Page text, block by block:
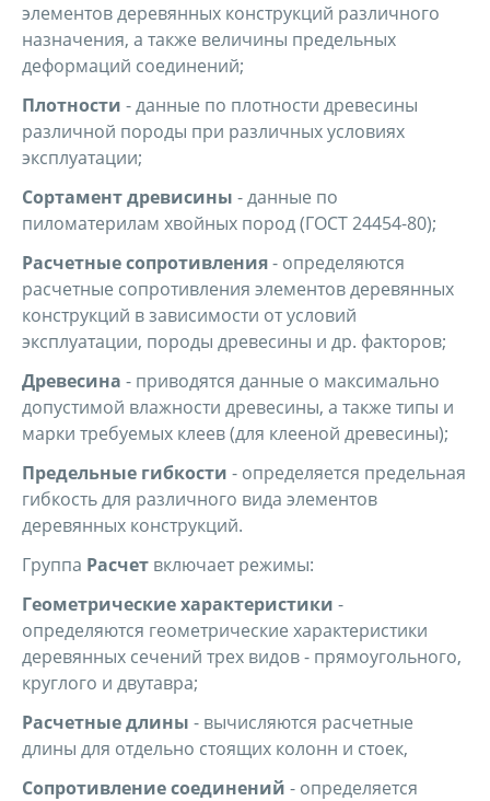
элементов деревянных конструкций различного
назначения, а также величины предельных
деформаций соединений;
Плотности - данные по плотности древесины
различной породы при различных условиях
эксплуатации;
Сортамент древисины - данные по
пиломатерилам хвойных пород (ГОСТ 24454-80);
Расчетные сопротивления- определяются
расчетные сопротивления элементов деревянных
конструкций в зависимости от условий
эксплуатации, породы древесины и др. факторов;
Древесина - приводятся данные о максимально
допустимой влажности древесины, а также типы и
марки требуемых клеев (для клееной древесины);
Предельные гибкости - определяется предельная
гибкость для различного вида элементов
деревянных конструкций.
Группа Расчет включает режимы:
Геометрические характеристики -
определяются геометрические характеристики
деревянных сечений трех видов - прямоугольного,
круглого и двутавра;
Расчетные длины - вычисляются расчетные
длины для отдельно стоящих колонн и стоек,
Сопротивление соединений - определяется